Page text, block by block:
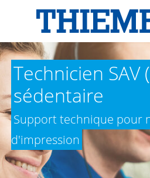
Technicien SAV
sédentaire
Support technique pour
d'impression